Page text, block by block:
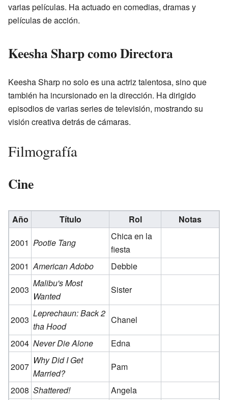
varias películas. Ha actuado en comedias, dramas y
películas de acción.
Keesha Sharp como Directora
Keesha Sharp no solo es una actriz talentosa, sino que
también ha incursionado en la dirección. Ha dirigido
episodios de varias series de televisión, mostrando su
visión creativa detrás de cámaras.
Filmografía
Cine
Año Título Rol
Notas
2001 Pootie Tang
Chica en la
fiesta
2001 American Adobo
Debbie
2003
Malibu's Most
Wanted
Sister
2003
Leprechaun: Back 2
tha Hood
Chanel
2004 Never Die Alone
Edna
2007
Why Did I Get
Married?
Pam
2008 Shattered!
Angela